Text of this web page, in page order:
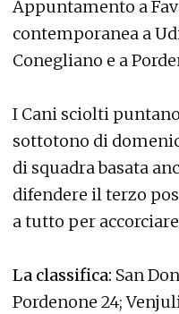
Appuntamento a
contemporanea a
Conegliano e a
I Cani sciolti
sottotono di
di squadra basata
difendere il terzo
a tutto per
La classifica: San
Pordenone 24;